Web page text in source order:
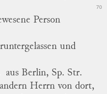
70
Person
und
aus Berlin, Sp. Str.
Herrn von dort,